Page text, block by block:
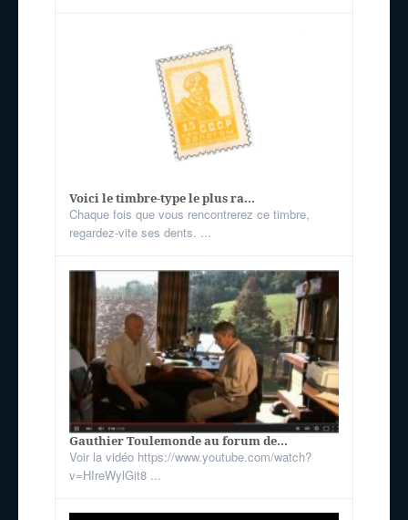
Voici le timbre-type le plus ra...
Chaque fois que vous rencontrerez ce timbre,
regardez-vite ses dents. ...
Gauthier Toulemonde au forum de...
Voir la vidéo https://www.youtube.com/watch?
v=HIreWylGit8 ...